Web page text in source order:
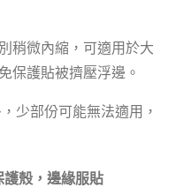
稍微內縮，可適用於大
保護貼被擠壓浮邊。
少部份可能無法適用，
殼，邊緣服貼